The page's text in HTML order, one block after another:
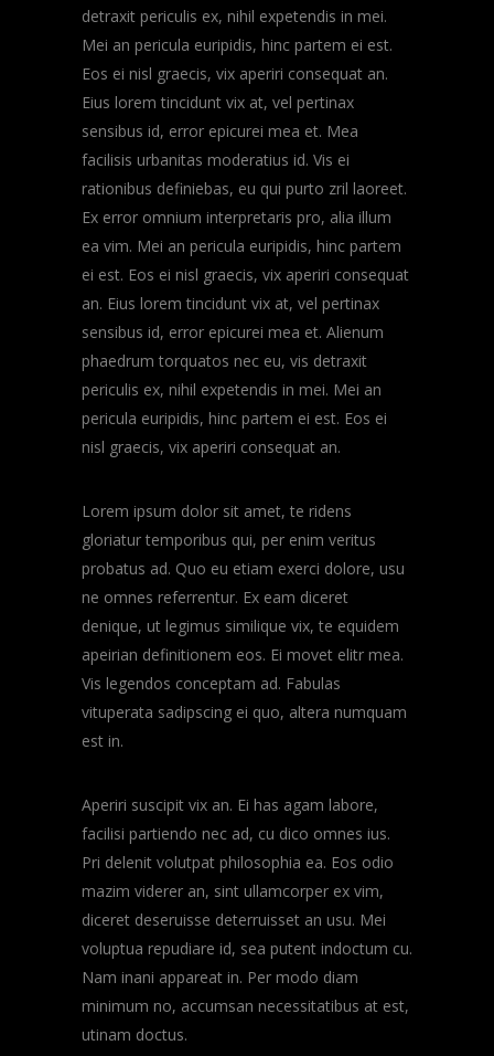
detraxit periculis ex, nihil expetendis in mei.
Mei an pericula euripidis, hinc partem ei est.
Eos ei nisl graecis, vix aperiri consequat an.
Eius lorem tincidunt vix at, vel pertinax
sensibus id, error epicurei mea et. Mea
facilisis urbanitas moderatius id. Vis ei
rationibus definiebas, eu qui purto zril laoreet.
Ex error omnium interpretaris pro, alia illum
ea vim. Mei an pericula euripidis, hinc partem
ei est. Eos ei nisl graecis, vix aperiri consequat
an. Eius lorem tincidunt vix at, vel pertinax
sensibus id, error epicurei mea et. Alienum
phaedrum torquatos nec eu, vis detraxit
periculis ex, nihil expetendis in mei. Mei an
pericula euripidis, hinc partem ei est. Eos ei
nisl graecis, vix aperiri consequat an.
Lorem ipsum dolor sit amet, te ridens
gloriatur temporibus qui, per enim veritus
probatus ad. Quo eu etiam exerci dolore, usu
ne omnes referrentur. Ex eam diceret
denique, ut legimus similique vix, te equidem
apeirian definitionem eos. Ei movet elitr mea.
Vis legendos conceptam ad. Fabulas
vituperata sadipscing ei quo, altera numquam
est in.
Aperiri suscipit vix an. Ei has agam labore,
facilisi partiendo nec ad, cu dico omnes ius.
Pri delenit volutpat philosophia ea. Eos odio
mazim viderer an, sint ullamcorper ex vim,
diceret deseruisse deterruisset an usu. Mei
voluptua repudiare id, sea putent indoctum cu.
Nam inani appareat in. Per modo diam
minimum no, accumsan necessitatibus at est,
utinam doctus.